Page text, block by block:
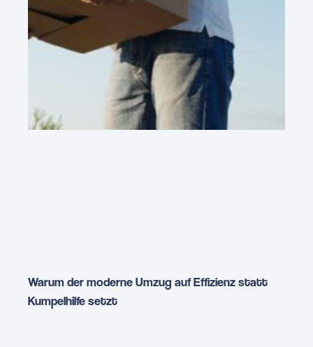
Warum der moderne Umzug auf Effizienz statt
Kumpelhilfe setzt